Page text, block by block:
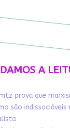
A
prova que
são indissociáveis